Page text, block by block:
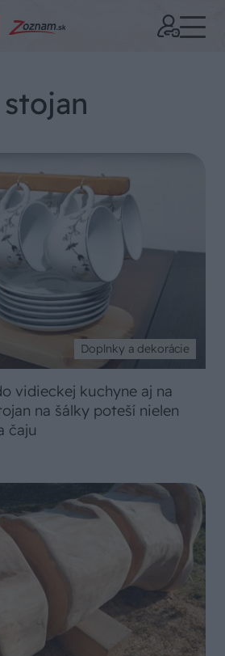
Doplnky a dekorácie
vidieckej kuchyne aj na
na šálky poteší nielen
čaju